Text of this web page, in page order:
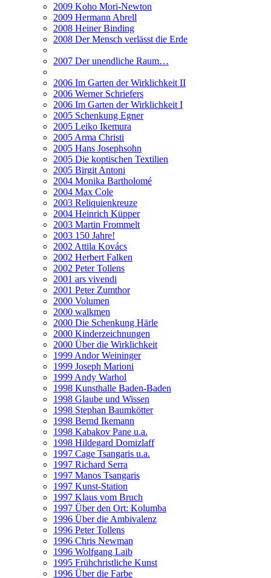
2009 Koho Mori-Newton
2009 Hermann Abrell
2008 Heiner Binding
2008 Der Mensch verlässt die Erde
2007 Der unendliche Raum…
2006 Im Garten der Wirklichkeit II
2006 Werner Schriefers
2006 Im Garten der Wirklichkeit I
2005 Schenkung Egner
2005 Leiko Ikemura
2005 Arma Christi
2005 Hans Josephsohn
2005 Die koptischen Textilien
2005 Birgit Antoni
2004 Monika Bartholomé
2004 Max Cole
2003 Reliquienkreuze
2004 Heinrich Küpper
2003 Martin Frommelt
2003 150 Jahre!
2002 Attila Kovács
2002 Herbert Falken
2002 Peter Tollens
2001 ars vivendi
2001 Peter Zumthor
2000 Volumen
2000 walkmen
2000 Die Schenkung Härle
2000 Kinderzeichnungen
2000 Über die Wirklichkeit
1999 Andor Weininger
1999 Joseph Marioni
1999 Andy Warhol
1998 Kunsthalle Baden-Baden
1998 Glaube und Wissen
1998 Stephan Baumkötter
1998 Bernd Ikemann
1998 Kabakov Pane u.a.
1998 Hildegard Domizlaff
1997 Cage Tsangaris u.a.
1997 Richard Serra
1997 Manos Tsangaris
1997 Kunst-Station
1997 Klaus vom Bruch
1997 Über den Ort: Kolumba
1996 Über die Ambivalenz
1996 Peter Tollens
1996 Chris Newman
1996 Wolfgang Laib
1995 Frühchristliche Kunst
1996 Über die Farbe